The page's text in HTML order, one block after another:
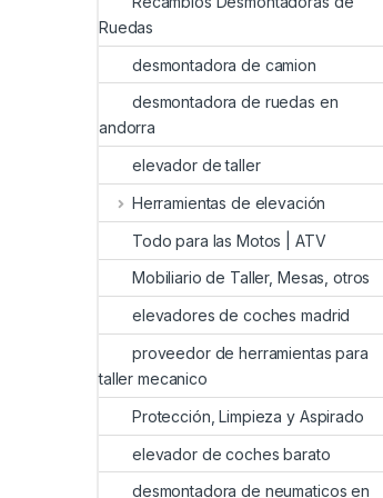
Ruedas
desmontadora de camion
desmontadora de ruedas en
andorra
elevador de taller
Herramientas de elevación
Todo para las Motos | ATV
Mobiliario de Taller, Mesas, otros
elevadores de coches madrid
proveedor de herramientas para
taller mecanico
Protección, Limpieza y Aspirado
elevador de coches barato
desmontadora de neumaticos en